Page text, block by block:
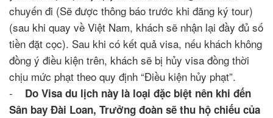
chuyến đi (Sẽ được thông báo trước khi đăng ký tour)
(sau khi quay về Việt Nam, khách sẽ nhận lại đầy đủ số
tiền đặt cọc). Sau khi có kết quả visa, nếu khách không
đồng ý điều kiện trên, khách sẽ bị hủy visa đồng thời
chịu mức phạt theo quy định “Điều kiện hủy phạt”.
- Do Visa du lịch này là loại đặc biệt nên khi đến
Sân bay Đài Loan, Trưởng đoàn sẽ thu hộ chiếu của